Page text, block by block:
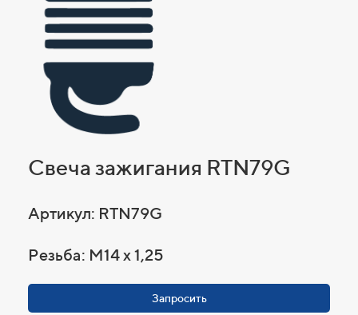
Свеча зажигания RTN79G
Артикул: RTN79G
Резьба: M14 x 1,25
Запросить